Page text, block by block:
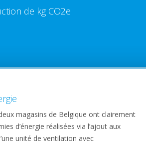
de kg CO2e
magasins de Belgique ont clairement
d’énergie réalisées via l’ajout aux
unité de ventilation avec